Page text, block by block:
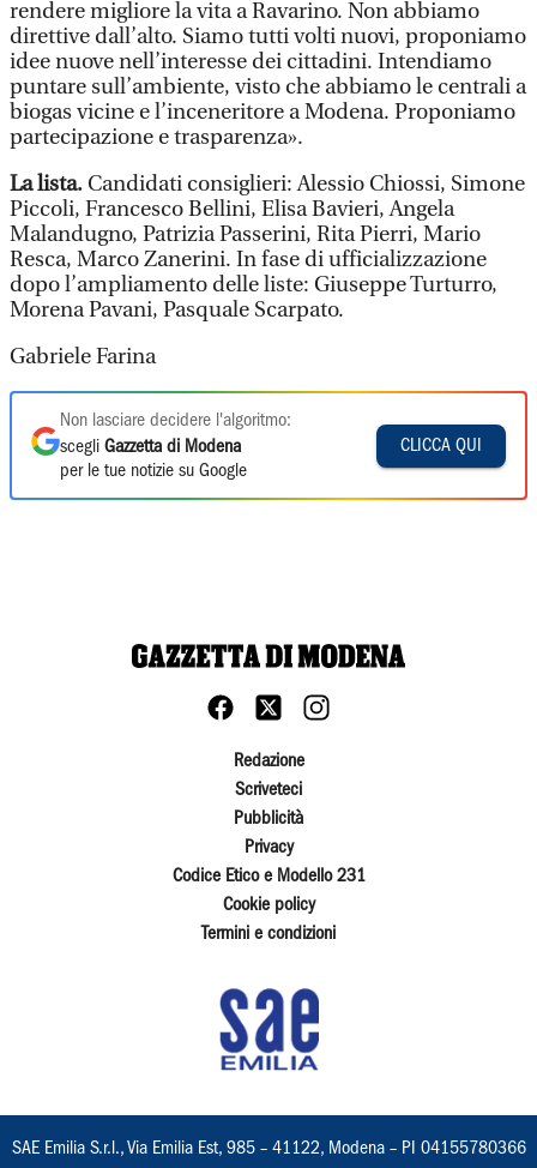
rendere migliore la vita a Ravarino. Non abbiamo
direttive dall’alto. Siamo tutti volti nuovi, proponiamo
idee nuove nell’interesse dei cittadini. Intendiamo
puntare sull’ambiente, visto che abbiamo le centrali a
biogas vicine e l’inceneritore a Modena. Proponiamo
partecipazione e trasparenza».
La lista. Candidati consiglieri: Alessio Chiossi, Simone
Piccoli, Francesco Bellini, Elisa Bavieri, Angela
Malandugno, Patrizia Passerini, Rita Pierri, Mario
Resca, Marco Zanerini. In fase di ufficializzazione
dopo l’ampliamento delle liste: Giuseppe Turturro,
Morena Pavani, Pasquale Scarpato.
Gabriele Farina
Non lasciare decidere l'algoritmo:
scegli Gazzetta di Modena
per le tue notizie su Google
CLICCA QUI
Redazione
Scriveteci
Pubblicità
Privacy
Codice Etico e Modello 231
Cookie policy
Termini e condizioni
SAE Emilia S.r.l., Via Emilia Est, 985 – 41122, Modena – PI 04155780366